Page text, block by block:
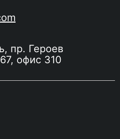
пр. Героев
офис 310